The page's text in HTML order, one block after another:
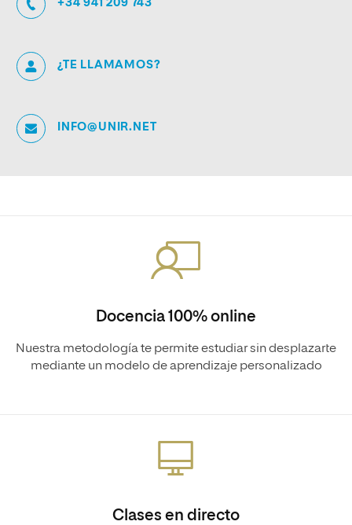
+34 941 209 743
¿TE LLAMAMOS?
INFO@UNIR.NET
Docencia 100% online
Nuestra metodología te permite estudiar sin desplazarte
mediante un modelo de aprendizaje personalizado
Clases en directo